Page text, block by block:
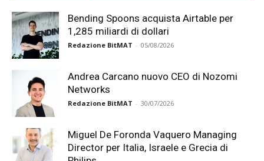
Bending Spoons acquista Airtable per
1,285 miliardi di dollari
Redazione BitMAT - 05/08/2026
Andrea Carcano nuovo CEO di Nozomi
Networks
Redazione BitMAT - 30/07/2026
Miguel De Foronda Vaquero Managing
Director per Italia, Israele e Grecia di